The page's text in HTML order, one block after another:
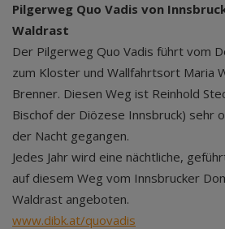
Pilgerweg Quo Vadis von
Waldrast
Der Pilgerweg Quo Vadis führt vom
zum Kloster und Wallfahrtsort Maria
Brenner. Diesen Weg ist Reinhold
Bischof der Diözese Innsbruck) sehr
der Nacht gegangen.
Jedes Jahr wird eine nächtliche,
auf diesem Weg vom Innsbrucker
Waldrast angeboten.
www.dibk.at/quovadis